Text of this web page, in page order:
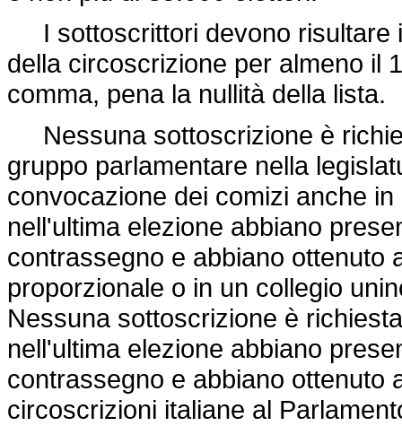
I sottoscrittori devono risultare
della circoscrizione per almeno il
comma, pena la nullità della lista.
Nessuna sottoscrizione è
gruppo parlamentare nella
convocazione dei comizi anche
nell'ultima elezione abbiano
contrassegno e abbiano ottenuto
proporzionale o in un collegio
Nessuna sottoscrizione è
nell'ultima elezione abbiano
contrassegno e abbiano ottenuto
circoscrizioni italiane al